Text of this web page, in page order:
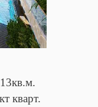
кварт.